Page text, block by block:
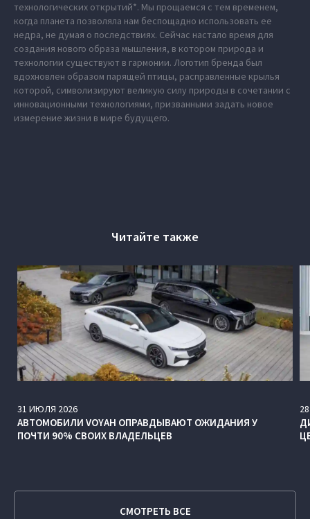
технологических открытий*. Мы прощаемся с тем временем,
когда планета позволяла нам беспощадно использовать ее
недра, не думая о последствиях. Сейчас настало время для
создания нового образа мышления, в котором природа и
технологии существуют в гармонии. Логотип бренда был
вдохновлен образом парящей птицы, расправленные крылья
которой, символизируют великую силу природы в сочетании с
инновационными технологиями, призванными задать новое
измерение жизни в мире будущего.
Читайте также
31 ИЮЛЯ 2026
АВТОМОБИЛИ VOYAH ОПРАВДЫВАЮТ ОЖИДАНИЯ У
ПОЧТИ 90% СВОИХ ВЛАДЕЛЬЦЕВ
28
СМОТРЕТЬ ВСЕ